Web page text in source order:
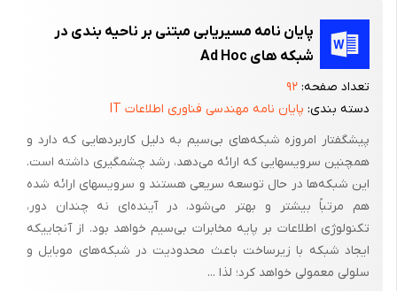
انواع زمین کردن
زمین کردن ( گراندینگ ) در تأسیسات الکتریکی بر سه قسم می باشد :
زمین کردن حفاظتی
زمین کردن حفاظتی عبارت است از زمین کردن کلیه قطعات فلزی
تأسیسات الکتریکی که در تماس مستقیم ( فلز به فلز ) با مدار
الکتریکی قرار ندارد این نوع زمین کردن به خصوص برای حفاظت
اشتخاص در مقابل اختلاف سطح تماس زیاد به کار برده می شود بدین
پایان نامه مسیریابی مبتنی بر ناحیه بندی در
شبکه های Ad Hoc
تعداد صفحه: ۹۲
دسته بندی: پایان نامه مهندسی فناوری اطلاعات IT
پیشگفتار امروزه شبکه‌های بی‌سیم به دلیل کاربردهایی که دارد و
همچنین سرویسهایی که ارائه می‌دهد، رشد چشمگیری داشته است.
این شبکه‌ها در حال توسعه سریعی هستند و سرویسهای ارائه شده
هم مرتباً بیشتر و بهتر می‌شود، در آینده‌ای نه چندان دور،
تکنولوژی اطلاعات بر پایه مخابرات بی‌سیم خواهد بود. از آنجاییکه
ایجاد شبکه با زیرساخت باعث محدودیت در شبکه‌های موبایل و
سلولی معمولی خواهد کرد؛ لذا ...